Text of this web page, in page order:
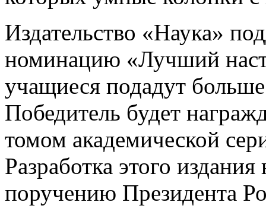
Издательство «Наука»
номинацию «Лучший
учащиеся подадут больше
Победитель будет
томом академической
Разработка этого
поручению Президента